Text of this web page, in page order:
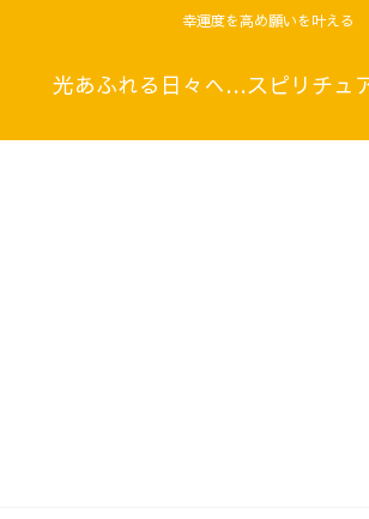
幸運度を高め願いを叶える
光あふれる日々へ…スピリチュ